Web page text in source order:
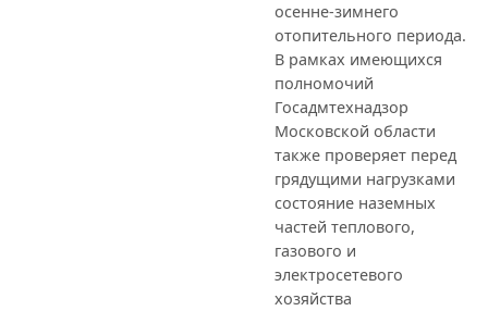
осенне-зимнего
отопительного периода.
В рамках имеющихся
полномочий
Госадмтехнадзор
Московской области
также проверяет перед
грядущими нагрузками
состояние наземных
частей теплового,
газового и
электросетевого
хозяйства